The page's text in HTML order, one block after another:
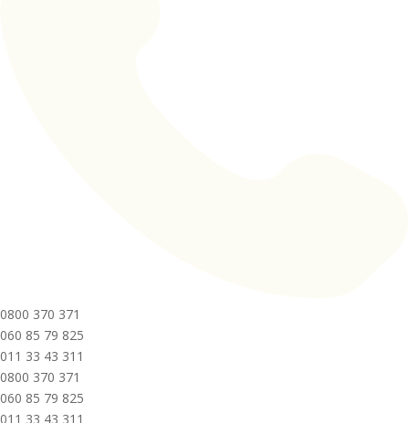
0800 370 371
060 85 79 825
011 33 43 311
0800 370 371
060 85 79 825
011 33 43 311